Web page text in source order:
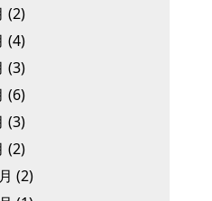
(2)
(4)
(3)
(6)
(3)
(2)
(2)